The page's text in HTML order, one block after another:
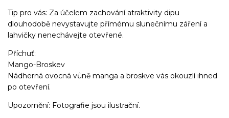
Tip pro vás: Za účelem zachování atraktivity dipu
dlouhodobě nevystavujte přímému slunečnímu záření a
lahvičky nenechávejte otevřené.
Příchuť:
Mango-Broskev
Nádherná ovocná vůně manga a broskve vás okouzlí ihned
po otevření.
Upozornění: Fotografie jsou ilustrační.